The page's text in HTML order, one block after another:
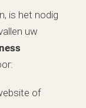
is het nodig
uw
of